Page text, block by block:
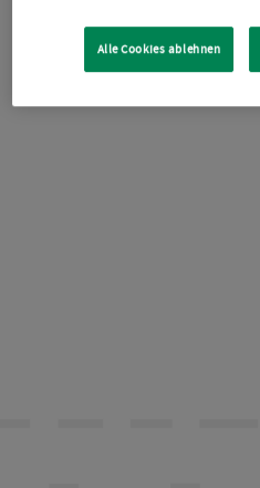
Alle Cookies ablehnen